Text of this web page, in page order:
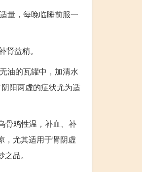
量，每晚临睡前服一
益精。
油的瓦罐中，加清水
阳两虚的症状尤为适
骨鸡性温，补血、补
，尤其适用于肾阴虚
品。